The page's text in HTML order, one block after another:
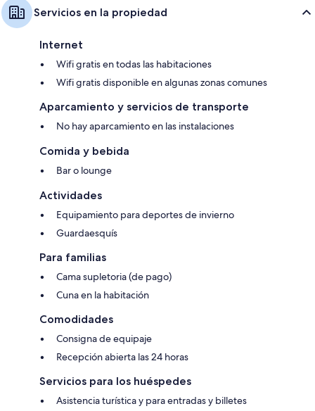
Servicios en la propiedad
Internet
Wifi gratis en todas las habitaciones
Wifi gratis disponible en algunas zonas comunes
Aparcamiento y servicios de transporte
No hay aparcamiento en las instalaciones
Comida y bebida
Bar o lounge
Actividades
Equipamiento para deportes de invierno
Guardaesquís
Para familias
Cama supletoria (de pago)
Cuna en la habitación
Comodidades
Consigna de equipaje
Recepción abierta las 24 horas
Servicios para los huéspedes
Asistencia turística y para entradas y billetes